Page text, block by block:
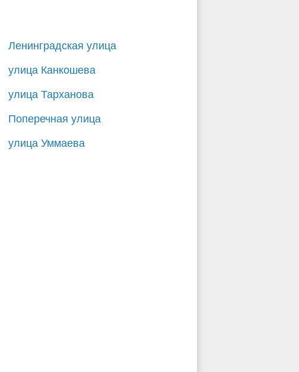
Ленинградская улица
улица Канкошева
улица Тарханова
Поперечная улица
улица Уммаева